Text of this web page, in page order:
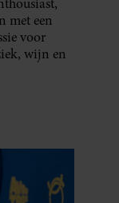
met een
voor
wijn en